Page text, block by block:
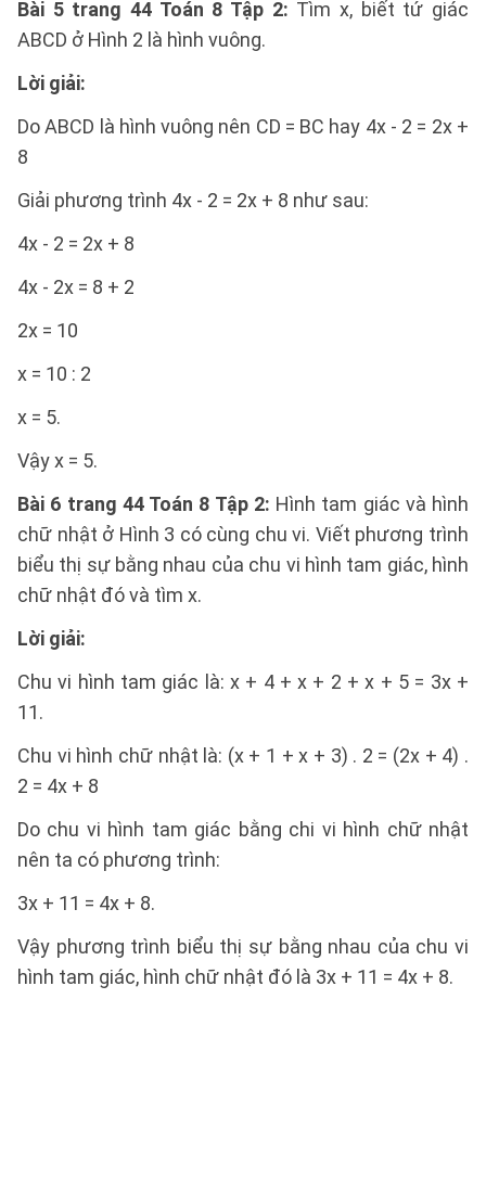
Bài 5 trang 44 Toán 8 Tập 2: Tìm x, biết tứ giác
ABCD ở Hình 2 là hình vuông.
Lời giải:
Do ABCD là hình vuông nên CD = BC hay 4x - 2 = 2x +
8
Giải phương trình 4x - 2 = 2x + 8 như sau:
4x - 2 = 2x + 8
4x - 2x = 8 + 2
2x = 10
x = 10 : 2
x = 5.
Vậy x = 5.
Bài 6 trang 44 Toán 8 Tập 2: Hình tam giác và hình
chữ nhật ở Hình 3 có cùng chu vi. Viết phương trình
biểu thị sự bằng nhau của chu vi hình tam giác, hình
chữ nhật đó và tìm x.
Lời giải:
Chu vi hình tam giác là: x + 4 + x + 2 + x + 5 = 3x +
11.
Chu vi hình chữ nhật là: (x + 1 + x + 3) . 2 = (2x + 4) .
2 = 4x + 8
Do chu vi hình tam giác bằng chi vi hình chữ nhật
nên ta có phương trình:
3x + 11 = 4x + 8.
Vậy phương trình biểu thị sự bằng nhau của chu vi
hình tam giác, hình chữ nhật đó là 3x + 11 = 4x + 8.